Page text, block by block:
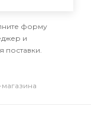
форму
и
поставки.